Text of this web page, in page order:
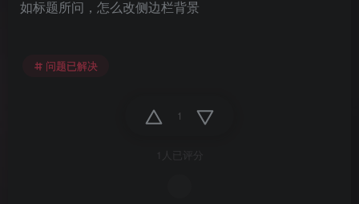
如标题所问，怎么改侧边栏背景
问题已解决
1
1人已评分